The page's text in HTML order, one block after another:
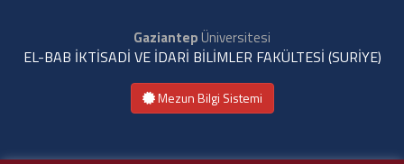
GaziantepÜniversitesi
EL-BAB İKTİSADİ VE İDARİ BİLİMLER FAKÜLTESİ (SURİYE)
Mezun Bilgi Sistemi